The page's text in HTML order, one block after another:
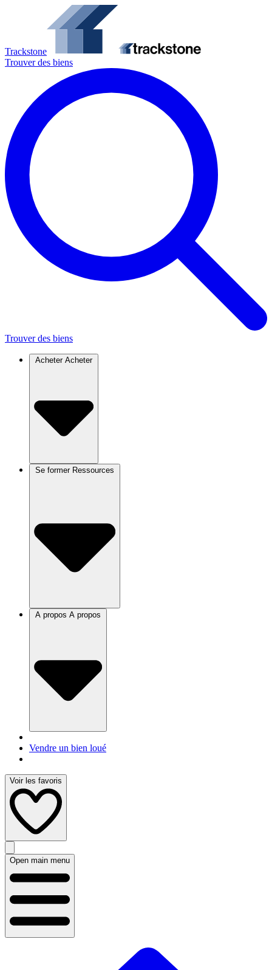
Trackstone
Trouver des biens
Trouver des biens
Acheter Acheter
Se former
A propos
Vendre un bien loué
Voir les favoris
Open main menu